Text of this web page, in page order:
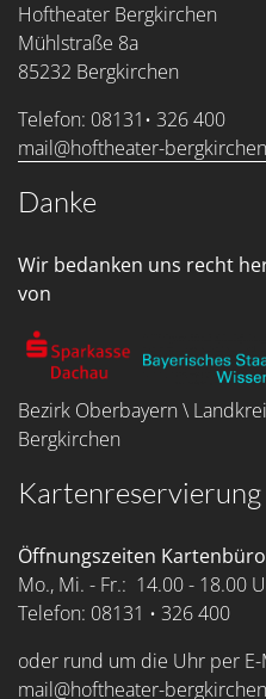
Hoftheater Bergkirchen
Mühlstraße 8a
85232 Bergkirchen
Telefon: 08131• 326 400
mail@hoftheater-
Danke
Wir bedanken uns recht
von
Bezirk Oberbayern \
Bergkirchen
Kartenreservierung
Öffnungszeiten Kartenbüro
Mo., Mi. - Fr.: 14.00 - 18.00
Telefon: 08131 • 326 400
oder rund um die Uhr per E-
mail@hoftheater-